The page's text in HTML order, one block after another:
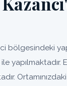
bölgesindeki
ile